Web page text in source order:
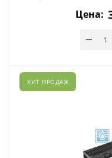
Цена:
ХИТ ПРОДАЖ